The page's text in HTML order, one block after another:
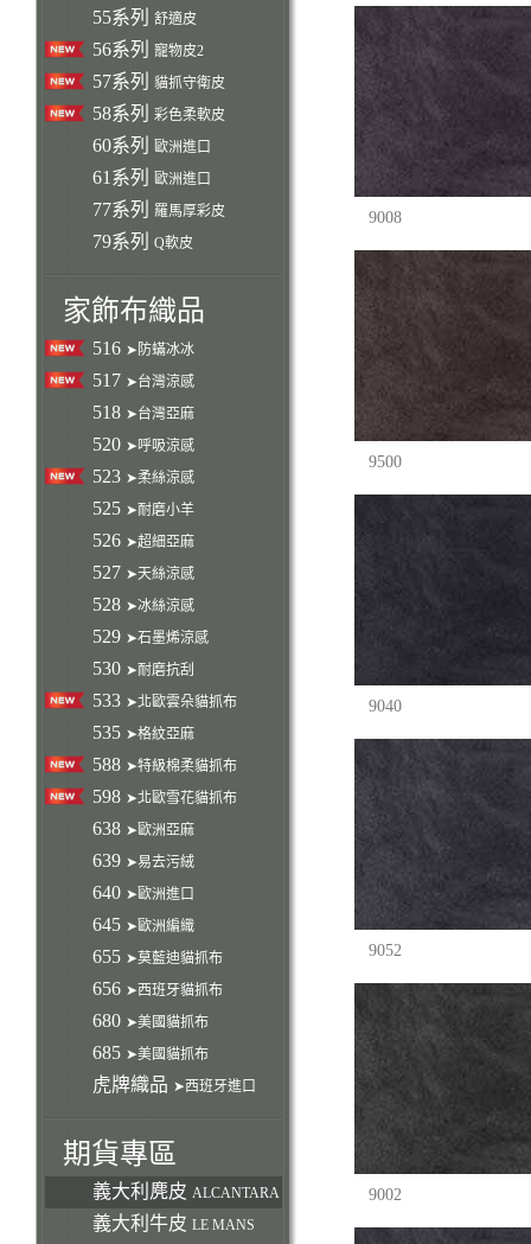
55系列 舒適皮
56系列 寵物皮2
57系列 貓抓守衛皮
58系列 彩色柔軟皮
60系列 歐洲進口
61系列 歐洲進口
77系列 羅馬厚彩皮
79系列 Q軟皮
家飾布織品
516 ➤防蟎冰冰
517 ➤台灣涼感
518 ➤台灣亞麻
520 ➤呼吸涼感
523 ➤柔絲涼感
525 ➤耐磨小羊
526 ➤超細亞麻
527 ➤天絲涼感
528 ➤冰絲涼感
529 ➤石墨烯涼感
530 ➤耐磨抗刮
533 ➤北歐雲朵貓抓布
535 ➤格紋亞麻
588 ➤特級棉柔貓抓布
598 ➤北歐雪花貓抓布
638 ➤歐洲亞麻
639 ➤易去污絨
640 ➤歐洲進口
645 ➤歐洲編織
655 ➤莫藍迪貓抓布
656 ➤西班牙貓抓布
680 ➤美國貓抓布
685 ➤美國貓抓布
虎牌織品 ➤西班牙進口
期貨專區
義大利麂皮 ALCANTARA
義大利牛皮 LE MANS
9008
9500
9040
9052
9002